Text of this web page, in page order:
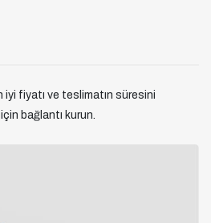
iyi fiyatı ve teslimatın süresini
bağlantı kurun.